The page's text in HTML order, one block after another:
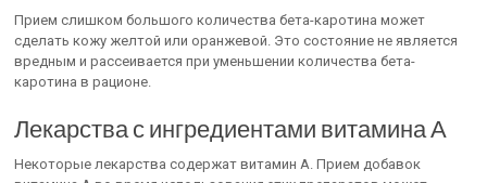
Прием слишком большого количества бета-каротина может
сделать кожу желтой или оранжевой. Это состояние не является
вредным и рассеивается при уменьшении количества бета-
каротина в рационе.
Лекарства с ингредиентами витамина А
Некоторые лекарства содержат витамин А. Прием добавок